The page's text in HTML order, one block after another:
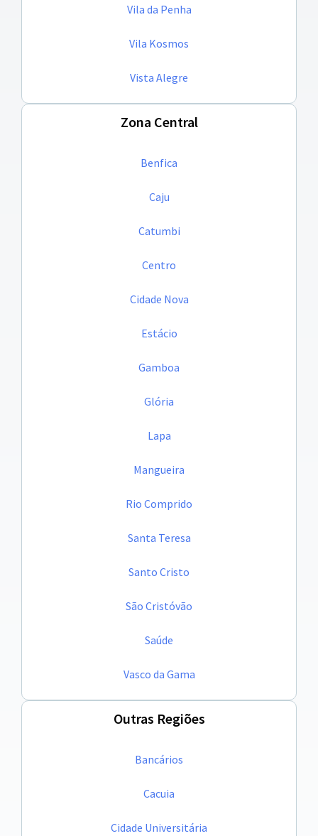
Vila da Penha
Vila Kosmos
Vista Alegre
Zona Central
Benfica
Caju
Catumbi
Centro
Cidade Nova
Estácio
Gamboa
Glória
Lapa
Mangueira
Rio Comprido
Santa Teresa
Santo Cristo
São Cristóvão
Saúde
Vasco da Gama
Outras Regiões
Bancários
Cacuia
Cidade Universitária